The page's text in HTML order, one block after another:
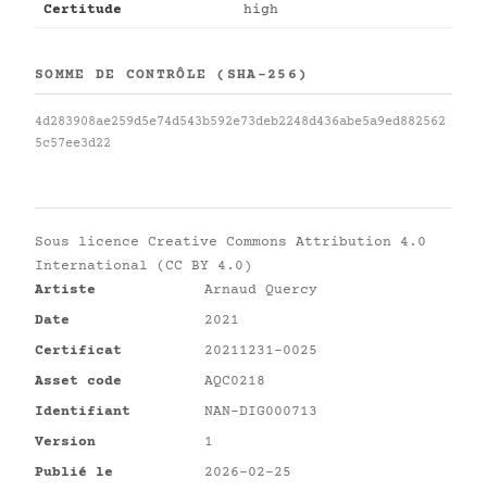
Certitude high
SOMME DE CONTRÔLE (SHA-256)
4d283908ae259d5e74d543b592e73deb2248d436abe5a9ed882562
5c57ee3d22
Sous licence Creative Commons Attribution 4.0
International (CC BY 4.0)
Artiste
Arnaud Quercy
Date
2021
Certificat
20211231-0025
Asset code
AQC0218
Identifiant
NAN-DIG000713
Version
1
Publié le
2026-02-25